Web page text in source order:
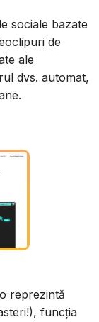
sociale bazate
de
ale
dvs. automat,
reprezintă
funcția